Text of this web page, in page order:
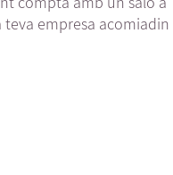
empresa acomiadin